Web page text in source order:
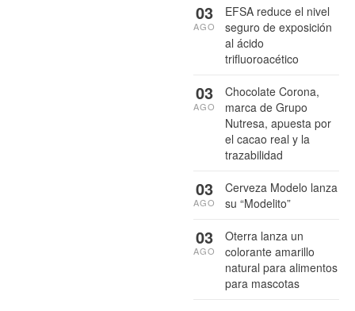
EFSA reduce el nivel
seguro de exposición
al ácido
trifluoroacético
03
AGO
Chocolate Corona,
marca de Grupo
Nutresa, apuesta por
el cacao real y la
trazabilidad
03
AGO
Cerveza Modelo lanza
su “Modelito”
03
AGO
Oterra lanza un
colorante amarillo
natural para alimentos
para mascotas
03
AGO